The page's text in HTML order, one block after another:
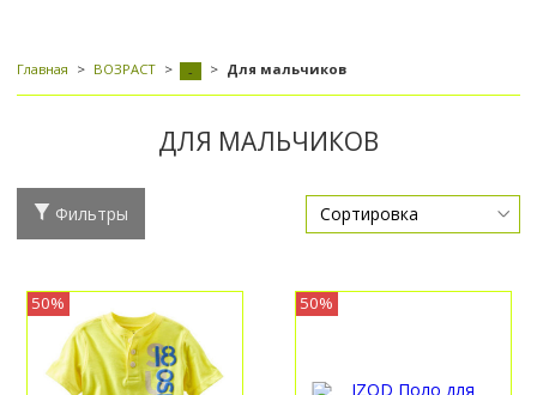
Главная ВОЗРАСТ - Для мальчиков
ДЛЯ МАЛЬЧИКОВ
Фильтры
50% 50%